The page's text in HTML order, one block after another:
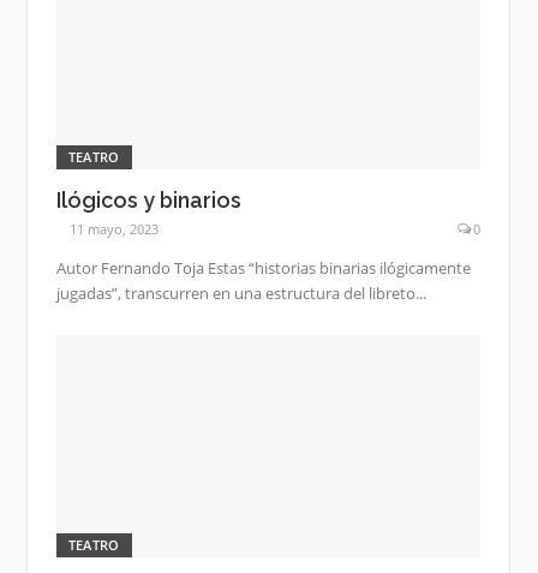
TEATRO
Ilógicos y binarios
11 mayo, 2023 0
Autor Fernando Toja Estas “historias binarias ilógicamente
jugadas”, transcurren en una estructura del libreto...
TEATRO